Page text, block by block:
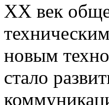
XX век
новым
стало